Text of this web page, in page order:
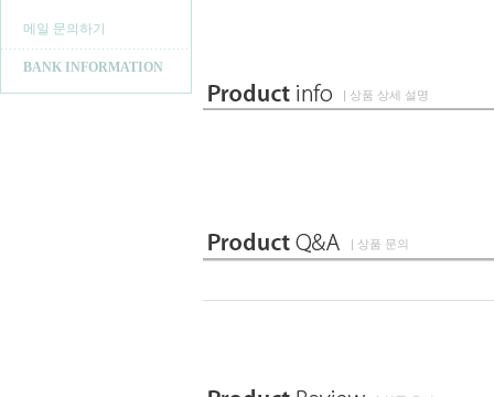
메일 문의하기
BANK INFORMATION
| 상품 상세 설명
| 상품 문의